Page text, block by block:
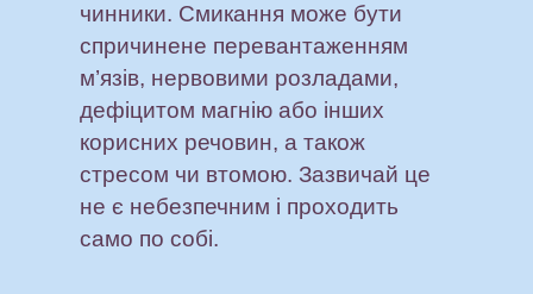
чинники. Смикання може бути
спричинене перевантаженням
м’язів, нервовими розладами,
дефіцитом магнію або інших
корисних речовин, а також
стресом чи втомою. Зазвичай це
не є небезпечним і проходить
само по собі.